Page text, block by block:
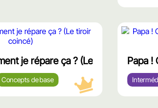
je répare ça ? (Le tiroir coincé)
Concepts de base
محتوى
Papa !